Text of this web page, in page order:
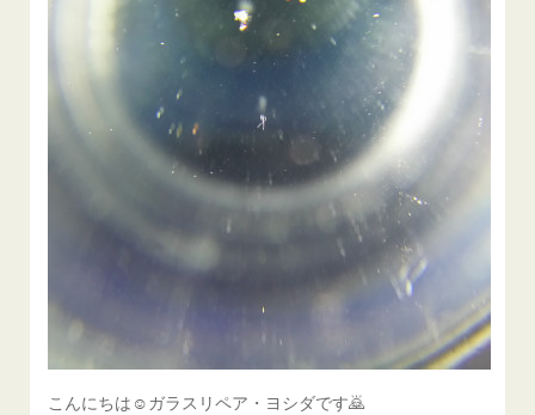
こんにちは☺ガラスリペア・ヨシダです🙇